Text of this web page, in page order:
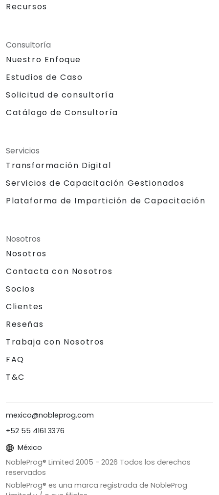
Recursos
Consultoría
Nuestro Enfoque
Estudios de Caso
Solicitud de consultoría
Catálogo de Consultoría
Servicios
Transformación Digital
Servicios de Capacitación Gestionados
Plataforma de Impartición de Capacitación
Nosotros
Nosotros
Contacta con Nosotros
Socios
Clientes
Reseñas
Trabaja con Nosotros
FAQ
T&C
mexico@nobleprog.com
+52 55 4161 3376
México
NobleProg® Limited 2005 - 2026 Todos los derechos
reservados
NobleProg® es una marca registrada de NobleProg